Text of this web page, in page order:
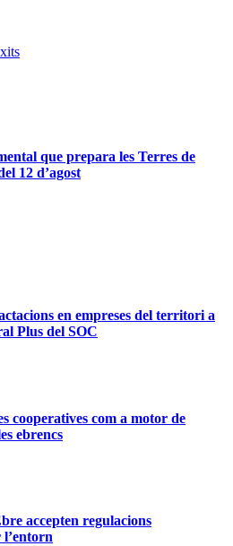
que prepara les Terres de
12 d’agost
en empreses del territori a
Plus del SOC
cooperatives com a motor de
ebrencs
accepten regulacions